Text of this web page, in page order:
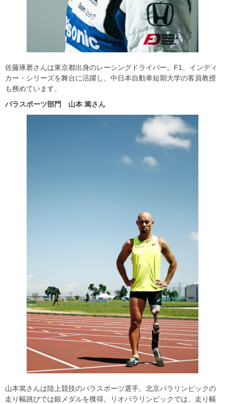
佐藤琢磨さんは東京都出身のレーシングドライバー。F1、インディ
カー・シリーズを舞台に活躍し、中日本自動車短期大学の客員教授
も務めています。
パラスポーツ部門 山本 篤さん
山本篤さんは陸上競技のパラスポーツ選手。北京パラリンピックの
走り幅跳びでは銀メダルを獲得。リオパラリンピックでは、走り幅